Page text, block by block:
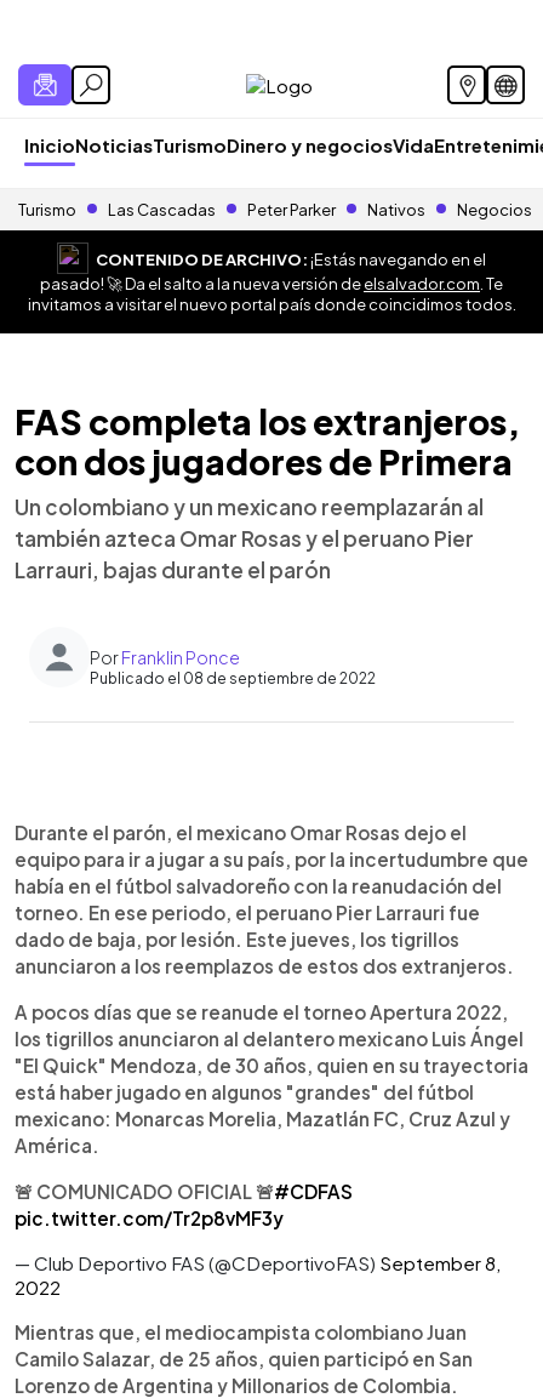
InicioNoticiasTurismoDinero y negociosVida
Turismo Las Cascadas Peter Parker Nativos Negocios
CONTENIDO DE ARCHIVO:¡Estás navegando en el
pasado! 🚀 Da el salto a la nueva versión deelsalvador.com . Te
invitamos a visitar el nuevo portal país donde coincidimos todos.
FAS completa los extranjeros,
con dos jugadores de Primera
Un colombiano y un mexicano reemplazarán al
también azteca Omar Rosas y el peruano Pier
Larrauri, bajas durante el parón
PorFranklin Ponce
Publicado el 08 de septiembre de 2022
► Escuchar artículo
Durante el parón, el mexicano Omar Rosas dejo el
equipo para ir a jugar a su país, por la incertudumbre que
había en el fútbol salvadoreño con la reanudación del
torneo. En ese periodo, el peruano Pier Larrauri fue
dado de baja, por lesión. Este jueves, los tigrillos
anunciaron a los reemplazos de estos dos extranjeros.
A pocos días que se reanude el torneo Apertura 2022,
los tigrillos anunciaron al delantero mexicano Luis Ángel
"El Quick" Mendoza, de 30 años, quien en su trayectoria
está haber jugado en algunos "grandes" del fútbol
mexicano: Monarcas Morelia, Mazatlán FC, Cruz Azul y
América.
🚨 COMUNICADO OFICIAL 🚨#CDFAS
pic.twitter.com/Tr2p8vMF3y
— Club Deportivo FAS (@CDeportivoFAS) September 8,
2022
Mientras que, el mediocampista colombiano Juan
Camilo Salazar, de 25 años, quien participó en San
Lorenzo de Argentina y Millonarios de Colombia.